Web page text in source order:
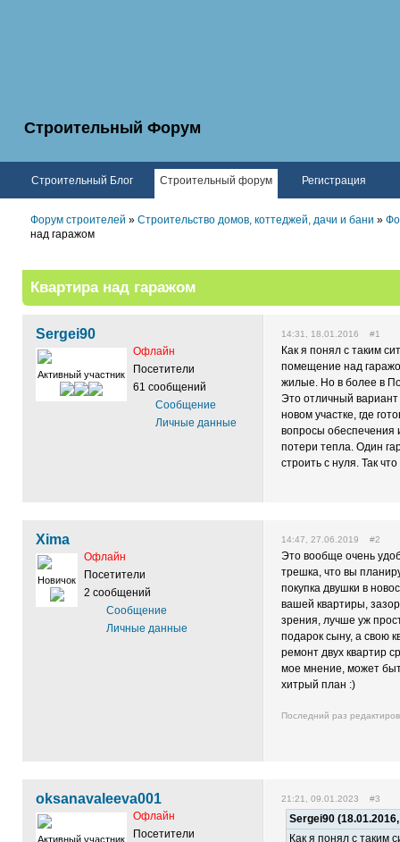
Строительный Форум
Строительный Блог Строительный форум Регистрация
Форум строителей » Строительство домов, коттеджей, дачи и бани »
над гаражом
Квартира над гаражом
Sergei90
Активный участник
Офлайн
Посетители
61 сообщений
Сообщение
Личные данные
14:31, 18.01.2016 #1
Как я понял с таким
помещение над
жилые. Но в более в
Это отличный вариант
новом участке, где
вопросы обеспечения
потери тепла. Один
строить с нуля. Так
Xima
Новичок
Офлайн
Посетители
2 сообщений
Сообщение
Личные данные
14:47, 27.06.2019 #2
Это вообще очень
трешка, что вы
покупка двушки в
вашей квартиры,
зрения, лучше уж
подарок сыну, а свою
ремонт двух квартир
мое мнение, может
хитрый план :)
Последний раз
oksanavaleeva001
Активный участник
Офлайн
Посетители
21:21, 09.01.2023 #3
Sergei90
Как я понял с таким